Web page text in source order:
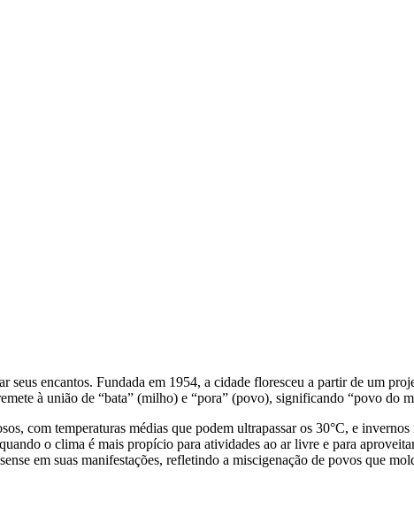
encantos. Fundada em 1954, a cidade floresceu a partir de um
à união de “bata” (milho) e “pora” (povo), significando “povo do
com temperaturas médias que podem ultrapassar os 30°C, e
o clima é mais propício para atividades ao ar livre e para
em suas manifestações, refletindo a miscigenação de povos que